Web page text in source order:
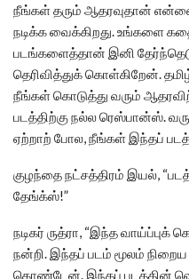
நீங்கள் தரும் ஆதரவுதான் என்னை
நடிக்க வைக்கிறது. உங்களை
படங்களைத்தான் இனி
தெரிவித்துக் கொள்கிறேன்.
நீங்கள் கொடுத்து வரும்
படத்திற்கு நல்ல ரெஸ்பான்ஸ்.
ஏற்றாற் போல, நீங்கள் இந்தப்
குழந்தை நட்சத்திரம் இயல்,
தேங்க்ஸ்!”
நடிகர் ருத்ரா, “இந்த வாய்ப்புக்
நன்றி. இந்தப் படம் மூலம்
கொண்டேன். இந்தப் படத்தின்